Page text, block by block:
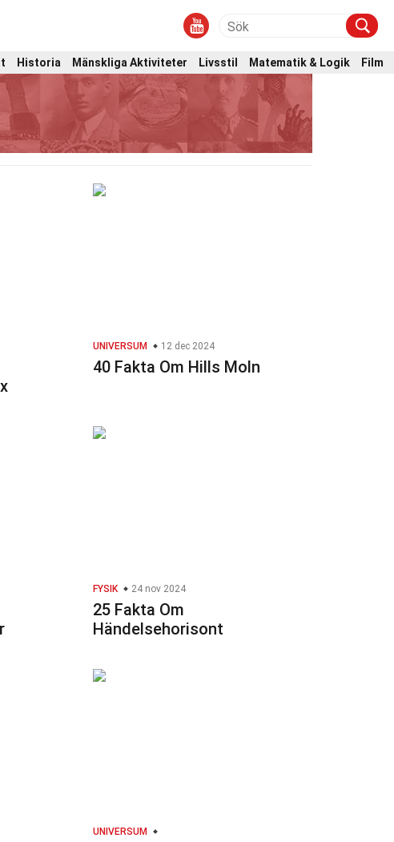
Historia Mänskliga Aktiviteter Livsstil Matematik & Logik
Film
UNIVERSUM 12 dec 2024
40 Fakta Om Hills Moln
FYSIK 24 nov 2024
25 Fakta Om
Händelsehorisont
UNIVERSUM